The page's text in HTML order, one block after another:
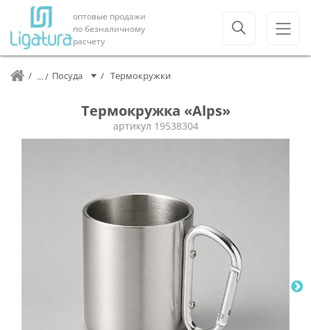
оптовые продажи
по безналичному
расчету
Посуда Термокружки
Термокружка «Alps»
артикул 19538304